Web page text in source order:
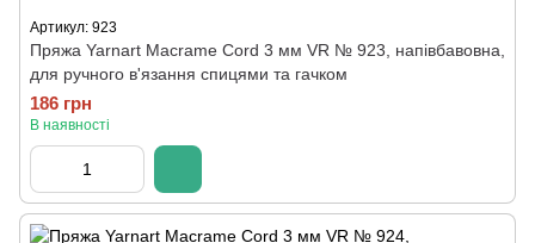
Артикул: 923
Пряжа Yarnart Macrame Cord 3 мм VR № 923, напівбавовна,
для ручного в'язання спицями та гачком
186 грн
В наявності